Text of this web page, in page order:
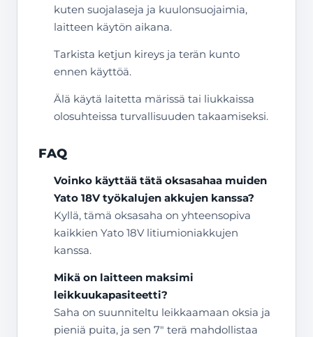
kuten suojalaseja ja kuulonsuojaimia,
laitteen käytön aikana.
Tarkista ketjun kireys ja terän kunto
ennen käyttöä.
Älä käytä laitetta märissä tai liukkaissa
olosuhteissa turvallisuuden takaamiseksi.
FAQ
Voinko käyttää tätä oksasahaa muiden
Yato 18V työkalujen akkujen kanssa?
Kyllä, tämä oksasaha on yhteensopiva
kaikkien Yato 18V litiumioniakkujen
kanssa.
Mikä on laitteen maksimi
leikkuukapasiteetti?
Saha on suunniteltu leikkaamaan oksia ja
pieniä puita, ja sen 7″ terä mahdollistaa